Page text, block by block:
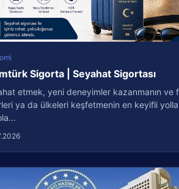
Sigorta | Seyahat Sigortası
etmek, yeni deneyimler kazanmanın ve
ya da ülkeleri keşfetmenin en keyifli